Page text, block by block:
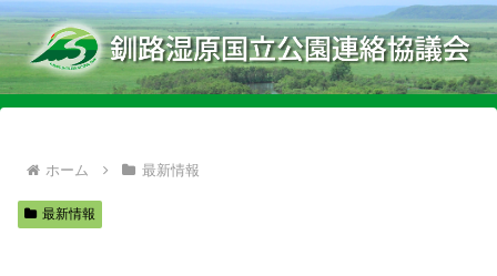
ホーム 最新情報
最新情報